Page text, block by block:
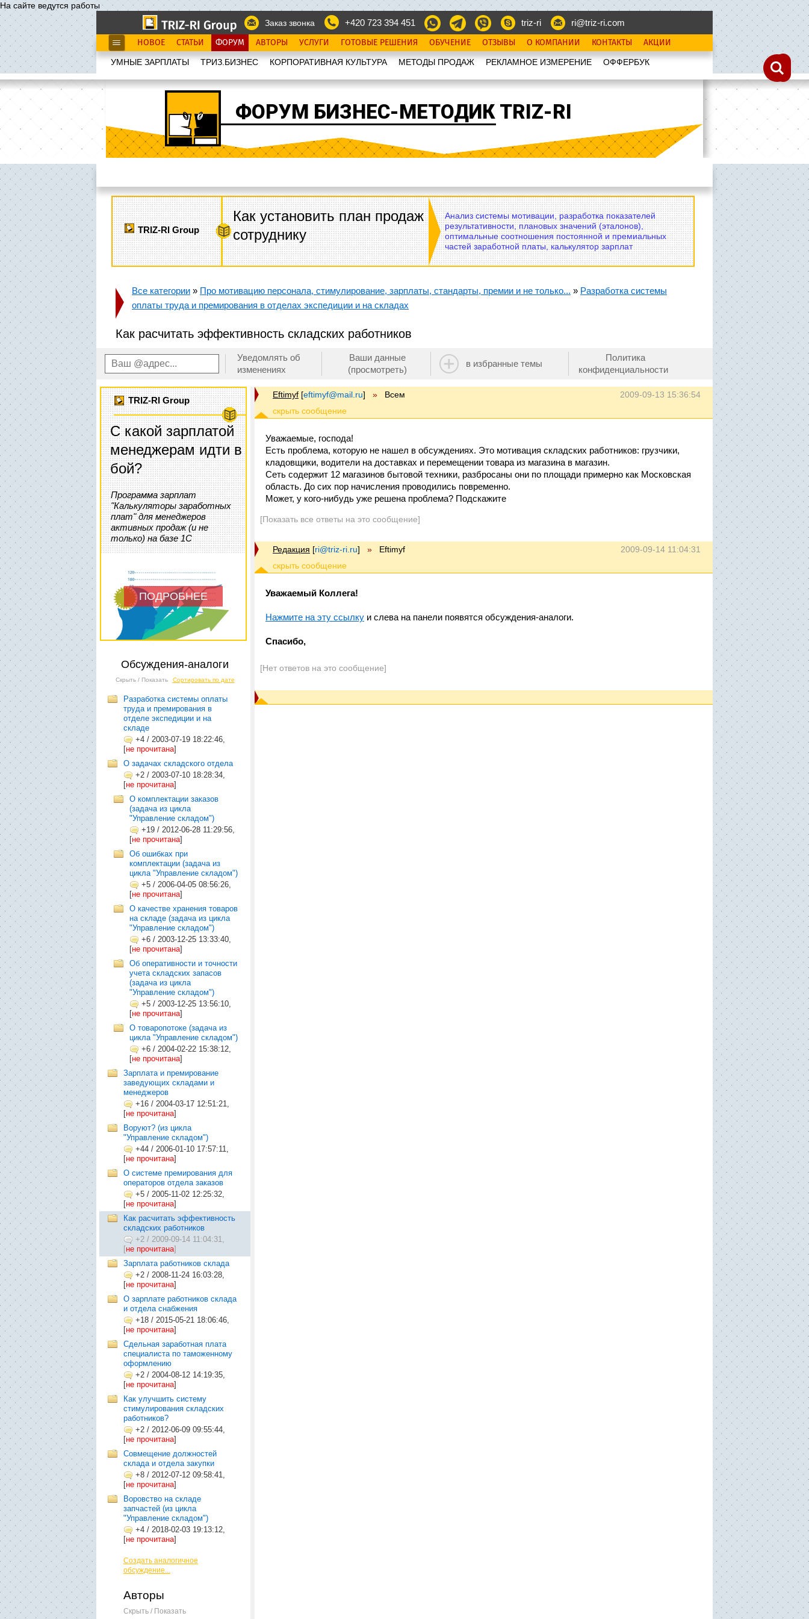
На сайте ведутся работы
Заказ звонка
+420 723 394 451 triz-ri ri@triz-ri.com
НОВОЕ СТАТЬИ ФОРУМ АВТОРЫ УСЛУГИ ГОТОВЫЕ РЕШЕНИЯ ОБУЧЕНИЕ ОТЗЫВЫ О КОМПАНИИ КОНТАКТЫ АКЦИИ
УМНЫЕ ЗАРПЛАТЫ ТРИЗ.БИЗНЕС КОРПОРАТИВНАЯ КУЛЬТУРА МЕТОДЫ ПРОДАЖ РЕКЛАМНОЕ ИЗМЕРЕНИЕ OФФЕРБУК
ФОРУМ БИЗНЕС-МЕТОДИК TRIZ-RI
TRIZ-RI Group
Как установить план продаж
сотруднику
Анализ системы мотивации, разработка показателей
результативности, плановых значений (эталонов),
оптимальные соотношения постоянной и премиальных
частей заработной платы, калькулятор зарплат
Все категории » Про мотивацию персонала, стимулирование, зарплаты, стандарты, премии и не только... » Разработка системы
оплаты труда и премирования в отделах экспедиции и на складах
Как расчитать эффективность складских работников
Уведомлять об
изменениях
Ваши данные
(просмотреть)
в избранные темы
Политика
конфиденциальности
TRIZ-RI Group
С какой зарплатой
менеджерам идти в
бой?
Программа зарплат
"Калькуляторы заработных
плат" для менеджеров
активных продаж (и не
только) на базе 1С
ПОДРОБНЕЕ
Обсуждения-аналоги
Скрыть / Показать Сортировать по дате
Разработка системы оплаты
труда и премирования в
отделе экспедиции и на
складе
+4 / 2003-07-19 18:22:46,
[не прочитана]
О задачах складского отдела
+2 / 2003-07-10 18:28:34,
[не прочитана]
О комплектации заказов
(задача из цикла
"Управление складом")
+19 / 2012-06-28 11:29:56,
[не прочитана]
Об ошибках при
комплектации (задача из
цикла "Управление складом")
+5 / 2006-04-05 08:56:26,
[не прочитана]
О качестве хранения товаров
на складе (задача из цикла
"Управление складом")
+6 / 2003-12-25 13:33:40,
[не прочитана]
Об оперативности и точности
учета складских запасов
(задача из цикла
"Управление складом")
+5 / 2003-12-25 13:56:10,
[не прочитана]
О товаропотоке (задача из
цикла "Управление складом")
+6 / 2004-02-22 15:38:12,
[не прочитана]
Зарплата и премирование
заведующих складами и
менеджеров
+16 / 2004-03-17 12:51:21,
[не прочитана]
Воруют? (из цикла
"Управление складом")
+44 / 2006-01-10 17:57:11,
[не прочитана]
О системе премирования для
операторов отдела заказов
+5 / 2005-11-02 12:25:32,
[не прочитана]
Как расчитать эффективность
складских работников
+2 / 2009-09-14 11:04:31,
[не прочитана]
Зарплата работников склада
+2 / 2008-11-24 16:03:28,
[не прочитана]
О зарплате работников склада
и отдела снабжения
+18 / 2015-05-21 18:06:46,
[не прочитана]
Сдельная заработная плата
специалиста по таможенному
оформлению
+2 / 2004-08-12 14:19:35,
[не прочитана]
Как улучшить систему
стимулирования складских
работников?
+2 / 2012-06-09 09:55:44,
[не прочитана]
Совмещение должностей
склада и отдела закупки
+8 / 2012-07-12 09:58:41,
[не прочитана]
Воровство на складе
запчастей (из цикла
"Управление складом")
+4 / 2018-02-03 19:13:12,
[не прочитана]
Создать аналогичное
обсуждение...
Авторы
Скрыть / Показать
2009-09-13 15:36:54
Eftimyf [eftimyf@mail.ru] » Всем
Уважаемые, господа!
Есть проблема, которую не нашел в обсуждениях. Это мотивация складских работников: грузчики,
кладовщики, водители на доставках и перемещении товара из магазина в магазин.
Сеть содержит 12 магазинов бытовой техники, разбросаны они по площади примерно как Московская
область. До сих пор начисления проводились повременно.
Может, у кого-нибудь уже решена проблема? Подскажите
[Показать все ответы на это сообщение]
2009-09-14 11:04:31
Редакция [ri@triz-ri.ru] » Eftimyf
Уважаемый Коллега!
Нажмите на эту ссылку и слева на панели появятся обсуждения-аналоги.
Спасибо,
[Нет ответов на это сообщение]